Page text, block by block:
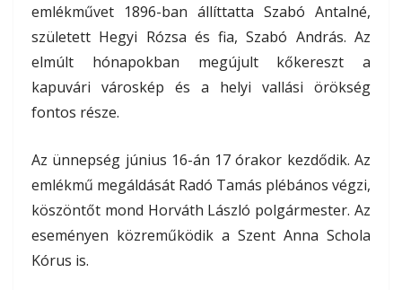
emlékművet 1896-ban állíttatta Szabó Antalné,
született Hegyi Rózsa és fia, Szabó András. Az
elmúlt hónapokban megújult kőkereszt a
kapuvári városkép és a helyi vallási örökség
fontos része.
Az ünnepség június 16-án 17 órakor kezdődik. Az
emlékmű megáldását Radó Tamás plébános végzi,
köszöntőt mond Horváth László polgármester. Az
eseményen közreműködik a Szent Anna Schola
Kórus is.